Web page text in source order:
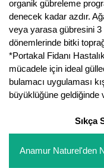
organik gübreleme
denecek kadar azdır.
veya yarasa gübresini 3
dönemlerinde bitki
*Portakal Fidanı
mücadele için ideal
bulamacı uygulaması
büyüklüğüne geldiğinde
Sıkça
Anamur Naturel'den